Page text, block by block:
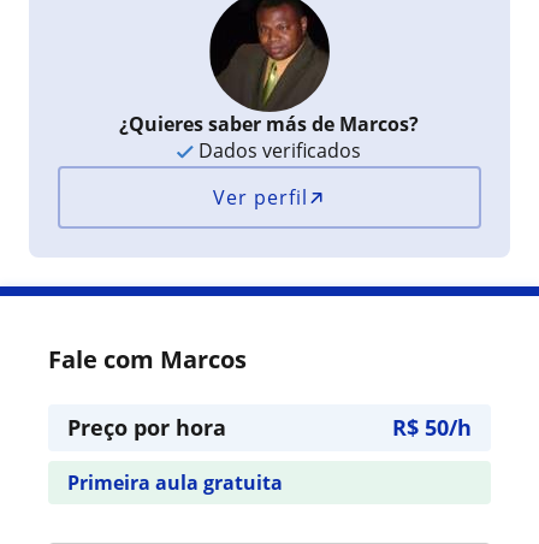
¿Quieres saber más de Marcos?
Dados verificados
Ver perfil
Fale com Marcos
Preço por hora R$ 50/h
Primeira aula gratuita